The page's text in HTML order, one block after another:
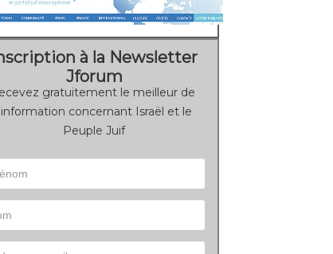
à la Newsletter
Jforum
gratuitement le meilleur de
l'information concernant Israël et le
Peuple Juif